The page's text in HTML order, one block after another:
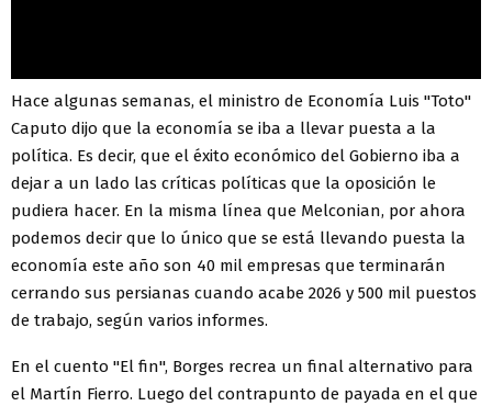
Hace algunas semanas, el ministro de Economía Luis "Toto"
Caputo dijo que la economía se iba a llevar puesta a la
política. Es decir, que el éxito económico del Gobierno iba a
dejar a un lado las críticas políticas que la oposición le
pudiera hacer. En la misma línea que Melconian, por ahora
podemos decir que lo único que se está llevando puesta la
economía este año son 40 mil empresas que terminarán
cerrando sus persianas cuando acabe 2026 y 500 mil puestos
de trabajo, según varios informes.
En el cuento "El fin", Borges recrea un final alternativo para
el Martín Fierro. Luego del contrapunto de payada en el que